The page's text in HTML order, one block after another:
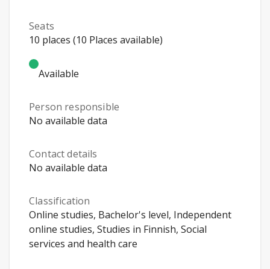
Seats
10 places (10 Places available)
Available
Person responsible
No available data
Contact details
No available data
Classification
Online studies, Bachelor's level, Independent
online studies, Studies in Finnish, Social
services and health care